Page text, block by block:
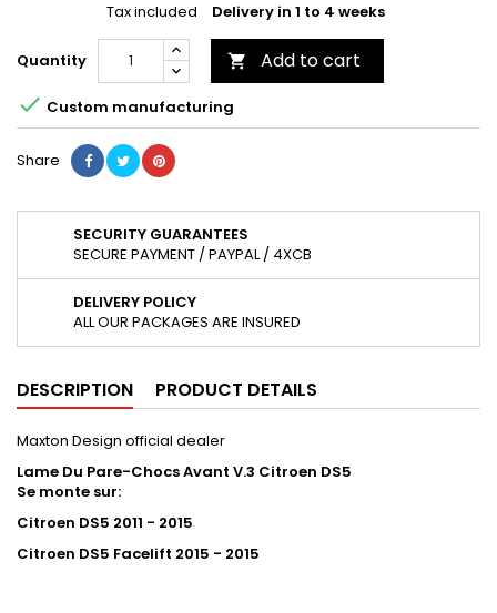
Tax included Delivery in 1 to 4 weeks
Quantity  Add to cart
 Custom manufacturing
Share
SECURITY GUARANTEES
SECURE PAYMENT / PAYPAL / 4XCB
DELIVERY POLICY
ALL OUR PACKAGES ARE INSURED
DESCRIPTION PRODUCT DETAILS
Maxton Design official dealer
Lame Du Pare-Chocs Avant V.3 Citroen DS5
Se monte sur:
Citroen DS5 2011 - 2015
Citroen DS5 Facelift 2015 - 2015